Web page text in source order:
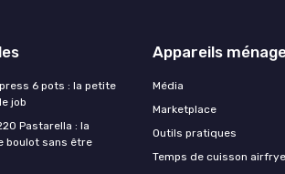
6 pots : la petite
job
Pastarella : la
boulot sans être
Appareils
Média
Marketplace
Outils pratiques
Temps de cuisson